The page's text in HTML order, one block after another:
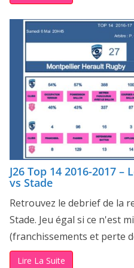
J26 Top 14 2016-2017
vs Stade
Retrouvez le debrief de la
Stade. Jeu égal si ce n'est
(franchissements et perte
Lire La Suite